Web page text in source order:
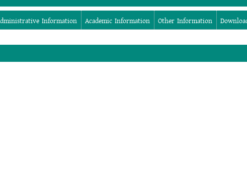
Information Academic Information Other Information